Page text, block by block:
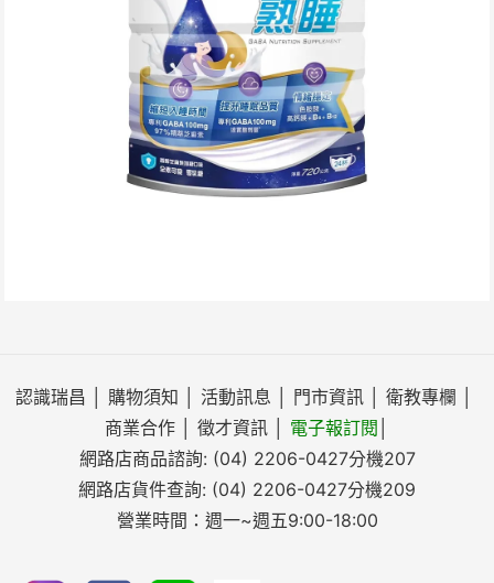
認識瑞昌 購物須知 活動訊息 門市資訊 衛教專欄
商業合作
徵才資訊 電子報訂閱
網路店商品諮詢: (04) 2206-0427分機207
網路店貨件查詢: (04) 2206-0427分機209
營業時間：週一~週五9:00-18:00